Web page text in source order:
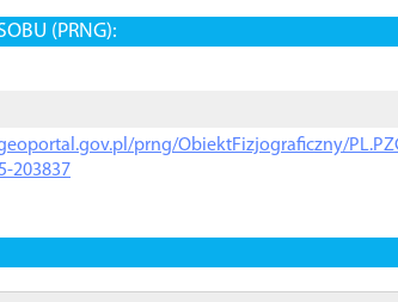
(PRNG):
prng/ObiektFizjograficzny/
203837